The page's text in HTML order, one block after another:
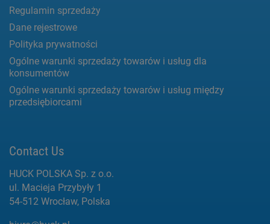
Regulamin sprzedaży
Dane rejestrowe
Polityka prywatności
Ogólne warunki sprzedaży towarów i usług dla
konsumentów
Ogólne warunki sprzedaży towarów i usług między
przedsiębiorcami
Contact Us
HUCK POLSKA Sp. z o.o.
ul. Macieja Przybyły 1
54-512 Wrocław, Polska